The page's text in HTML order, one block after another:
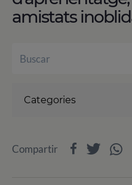
amistats
Categories
Compartir